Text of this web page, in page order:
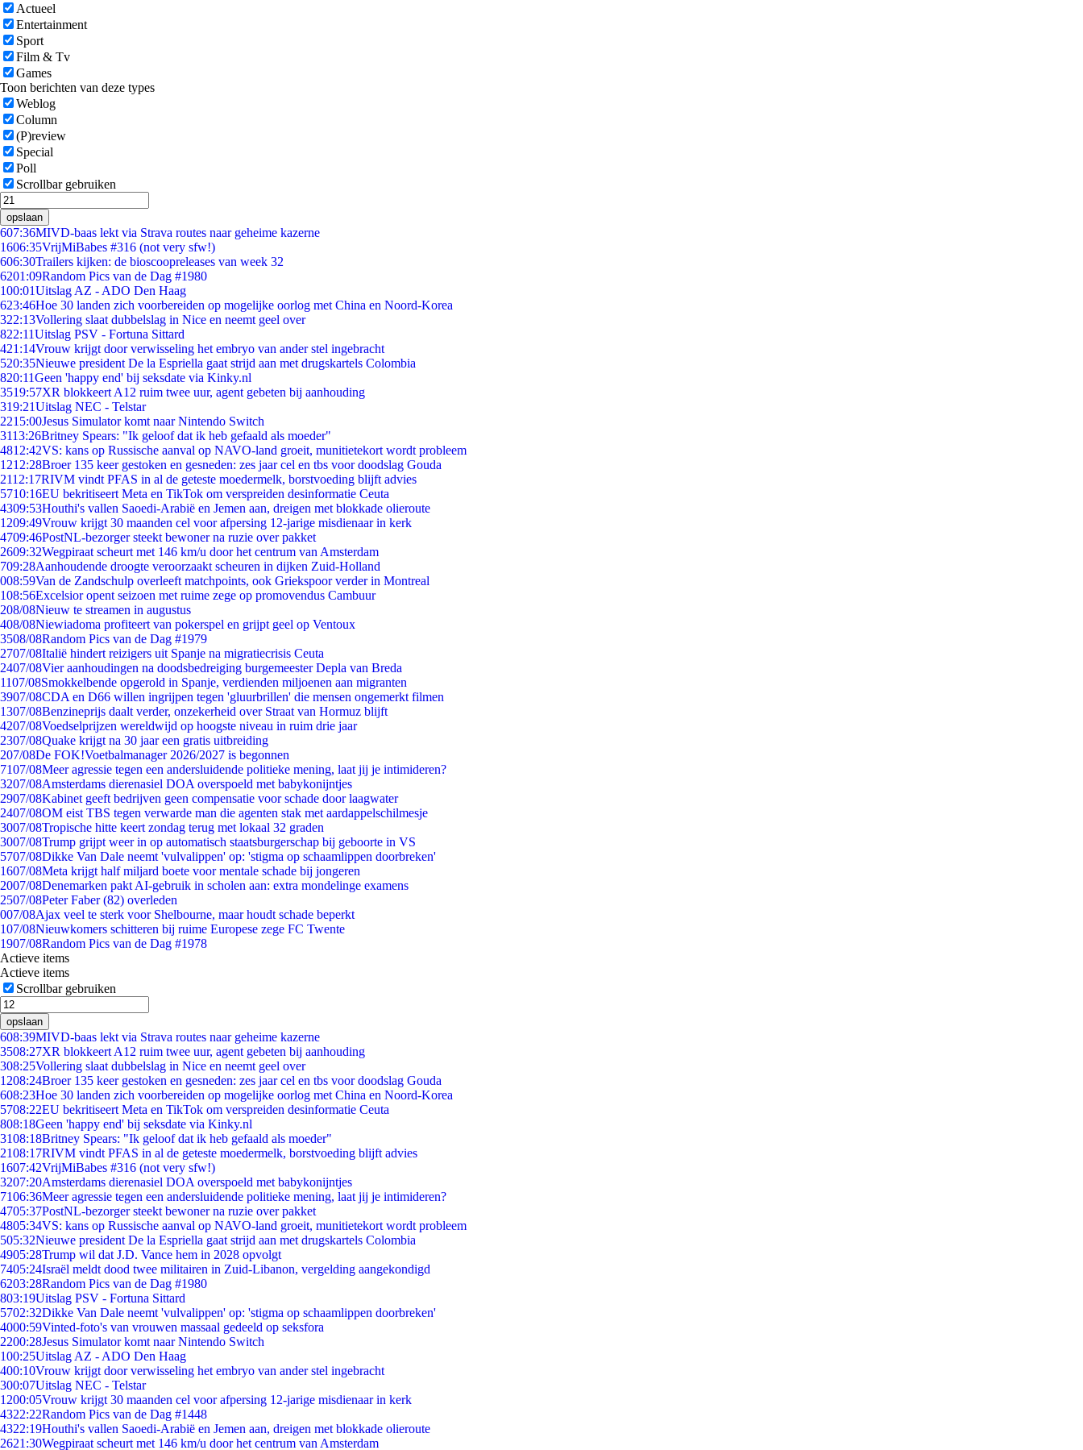
Actueel
Entertainment
Sport
Film & Tv
Games
Toon berichten van deze types
Weblog
Column
(P)review
Special
Poll
Scrollbar gebruiken
opslaan
607:36MIVD-baas lekt via Strava routes naar geheime kazerne
1606:35VrijMiBabes #316 (not very sfw!)
606:30Trailers kijken: de bioscoopreleases van week 32
6201:09Random Pics van de Dag #1980
100:01Uitslag AZ - ADO Den Haag
623:46Hoe 30 landen zich voorbereiden op mogelijke oorlog met China en Noord-Korea
322:13Vollering slaat dubbelslag in Nice en neemt geel over
822:11Uitslag PSV - Fortuna Sittard
421:14Vrouw krijgt door verwisseling het embryo van ander stel ingebracht
520:35Nieuwe president De la Espriella gaat strijd aan met drugskartels Colombia
820:11Geen 'happy end' bij seksdate via Kinky.nl
3519:57XR blokkeert A12 ruim twee uur, agent gebeten bij aanhouding
319:21Uitslag NEC - Telstar
2215:00Jesus Simulator komt naar Nintendo Switch
3113:26Britney Spears: "Ik geloof dat ik heb gefaald als moeder"
4812:42VS: kans op Russische aanval op NAVO-land groeit, munitietekort wordt probleem
1212:28Broer 135 keer gestoken en gesneden: zes jaar cel en tbs voor doodslag Gouda
2112:17RIVM vindt PFAS in al de geteste moedermelk, borstvoeding blijft advies
5710:16EU bekritiseert Meta en TikTok om verspreiden desinformatie Ceuta
4309:53Houthi's vallen Saoedi-Arabië en Jemen aan, dreigen met blokkade olieroute
1209:49Vrouw krijgt 30 maanden cel voor afpersing 12-jarige misdienaar in kerk
4709:46PostNL-bezorger steekt bewoner na ruzie over pakket
2609:32Wegpiraat scheurt met 146 km/u door het centrum van Amsterdam
709:28Aanhoudende droogte veroorzaakt scheuren in dijken Zuid-Holland
008:59Van de Zandschulp overleeft matchpoints, ook Griekspoor verder in Montreal
108:56Excelsior opent seizoen met ruime zege op promovendus Cambuur
208/08Nieuw te streamen in augustus
408/08Niewiadoma profiteert van pokerspel en grijpt geel op Ventoux
3508/08Random Pics van de Dag #1979
2707/08Italië hindert reizigers uit Spanje na migratiecrisis Ceuta
2407/08Vier aanhoudingen na doodsbedreiging burgemeester Depla van Breda
1107/08Smokkelbende opgerold in Spanje, verdienden miljoenen aan migranten
3907/08CDA en D66 willen ingrijpen tegen 'gluurbrillen' die mensen ongemerkt filmen
1307/08Benzineprijs daalt verder, onzekerheid over Straat van Hormuz blijft
4207/08Voedselprijzen wereldwijd op hoogste niveau in ruim drie jaar
2307/08Quake krijgt na 30 jaar een gratis uitbreiding
207/08De FOK!Voetbalmanager 2026/2027 is begonnen
7107/08Meer agressie tegen een andersluidende politieke mening, laat jij je intimideren?
3207/08Amsterdams dierenasiel DOA overspoeld met babykonijntjes
2907/08Kabinet geeft bedrijven geen compensatie voor schade door laagwater
2407/08OM eist TBS tegen verwarde man die agenten stak met aardappelschilmesje
3007/08Tropische hitte keert zondag terug met lokaal 32 graden
3007/08Trump grijpt weer in op automatisch staatsburgerschap bij geboorte in VS
5707/08Dikke Van Dale neemt 'vulvalippen' op: 'stigma op schaamlippen doorbreken'
1607/08Meta krijgt half miljard boete voor mentale schade bij jongeren
2007/08Denemarken pakt AI-gebruik in scholen aan: extra mondelinge examens
2507/08Peter Faber (82) overleden
007/08Ajax veel te sterk voor Shelbourne, maar houdt schade beperkt
107/08Nieuwkomers schitteren bij ruime Europese zege FC Twente
1907/08Random Pics van de Dag #1978
Actieve items
Actieve items
Scrollbar gebruiken
opslaan
608:39MIVD-baas lekt via Strava routes naar geheime kazerne
3508:27XR blokkeert A12 ruim twee uur, agent gebeten bij aanhouding
308:25Vollering slaat dubbelslag in Nice en neemt geel over
1208:24Broer 135 keer gestoken en gesneden: zes jaar cel en tbs voor doodslag Gouda
608:23Hoe 30 landen zich voorbereiden op mogelijke oorlog met China en Noord-Korea
5708:22EU bekritiseert Meta en TikTok om verspreiden desinformatie Ceuta
808:18Geen 'happy end' bij seksdate via Kinky.nl
3108:18Britney Spears: "Ik geloof dat ik heb gefaald als moeder"
2108:17RIVM vindt PFAS in al de geteste moedermelk, borstvoeding blijft advies
1607:42VrijMiBabes #316 (not very sfw!)
3207:20Amsterdams dierenasiel DOA overspoeld met babykonijntjes
7106:36Meer agressie tegen een andersluidende politieke mening, laat jij je intimideren?
4705:37PostNL-bezorger steekt bewoner na ruzie over pakket
4805:34VS: kans op Russische aanval op NAVO-land groeit, munitietekort wordt probleem
505:32Nieuwe president De la Espriella gaat strijd aan met drugskartels Colombia
4905:28Trump wil dat J.D. Vance hem in 2028 opvolgt
7405:24Israël meldt dood twee militairen in Zuid-Libanon, vergelding aangekondigd
6203:28Random Pics van de Dag #1980
803:19Uitslag PSV - Fortuna Sittard
5702:32Dikke Van Dale neemt 'vulvalippen' op: 'stigma op schaamlippen doorbreken'
4000:59Vinted-foto's van vrouwen massaal gedeeld op seksfora
2200:28Jesus Simulator komt naar Nintendo Switch
100:25Uitslag AZ - ADO Den Haag
400:10Vrouw krijgt door verwisseling het embryo van ander stel ingebracht
300:07Uitslag NEC - Telstar
1200:05Vrouw krijgt 30 maanden cel voor afpersing 12-jarige misdienaar in kerk
4322:22Random Pics van de Dag #1448
4322:19Houthi's vallen Saoedi-Arabië en Jemen aan, dreigen met blokkade olieroute
2621:30Wegpiraat scheurt met 146 km/u door het centrum van Amsterdam